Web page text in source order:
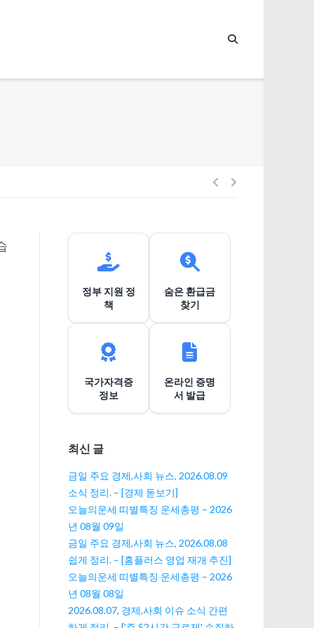
글
게
이
정부 지원 정
책
숨은 환급금
찾기
국가자격증
정보
온라인 증명
서 발급
최신 글
금일 주요 경제,사회 뉴스, 2026.08.09
소식 정리. – [경제 돋보기]
오늘의운세 띠별특징 운세총평 – 2026
년 08월 09일
금일 주요 경제,사회 뉴스, 2026.08.08
쉽게 정리. – [홈플러스 영업 재개 추진]
오늘의운세 띠별특징 운세총평 – 2026
년 08월 08일
2026.08.07, 경제,사회 이슈 소식 간편